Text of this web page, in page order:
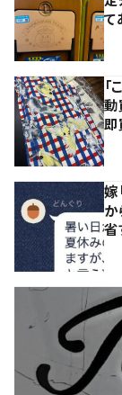
て
動
即
嫁
省